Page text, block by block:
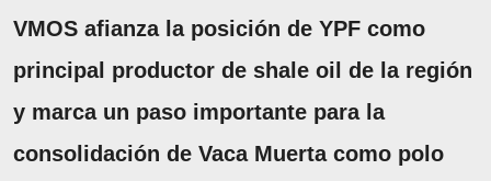
VMOS afianza la posición de YPF como
principal productor de shale oil de la región
y marca un paso importante para la
consolidación de Vaca Muerta como polo